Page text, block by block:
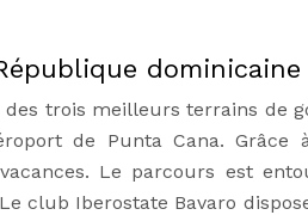
dominicaine
des trois meilleurs terrains de
de Punta Cana. Grâce
Le parcours est
club Iberostate Bavaro